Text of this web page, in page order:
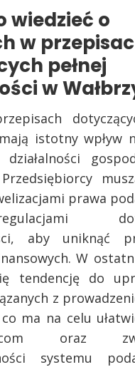
wiedzieć o
w
pełnej
w
istotny wpływ
działalności
Przedsiębiorcy
prawa
aby uniknąć
W
tendencję do
z
ma na celu
oraz
systemu